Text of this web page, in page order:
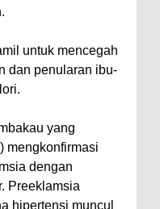
untuk mencegah
dan penularan ibu-
yang
mengkonfirmasi
dengan
Preeklamsia
hipertensi muncul